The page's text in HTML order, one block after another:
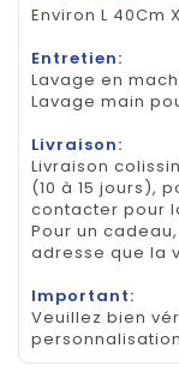
Environ L 40Cm
Entretien:
Lavage en
Lavage main
Livraison:
Livraison
(10 à 15 jours),
contacter pour
Pour un
adresse que la
Important:
Veuillez bien